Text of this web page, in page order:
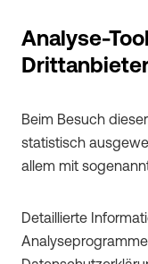
Analyse-
Beim Besuch
statistisch
allem mit
Detaillierte